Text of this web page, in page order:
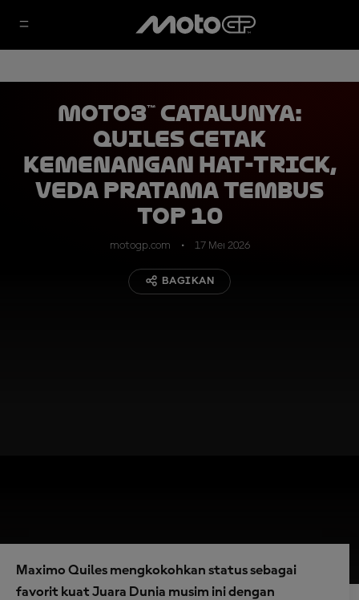
Moto3™ Catalunya:
Quiles Cetak
Kemenangan Hat-Trick,
Veda Pratama Tembus
Top 10
motogp.com 17 Mei 2026
BAGIKAN
Maximo Quiles mengkokohkan status sebagai
favorit kuat Juara Dunia musim ini dengan